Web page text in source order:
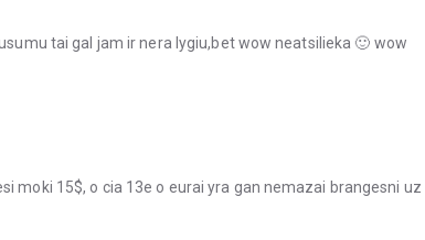
tai gal jam ir nera lygiu,bet wow neatsilieka 🙂 wow
moki 15$, o cia 13e o eurai yra gan nemazai brangesni uz